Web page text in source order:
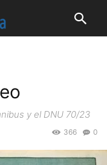
y el DNU 70/23
0
366